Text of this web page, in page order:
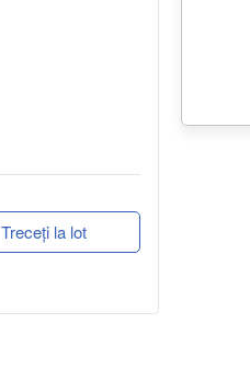
Treceți la lot